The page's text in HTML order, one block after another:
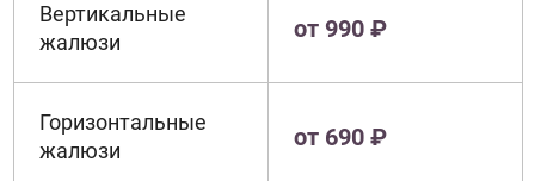
Вертикальные
жалюзи
от 990 ₽
Горизонтальные
жалюзи
от 690 ₽